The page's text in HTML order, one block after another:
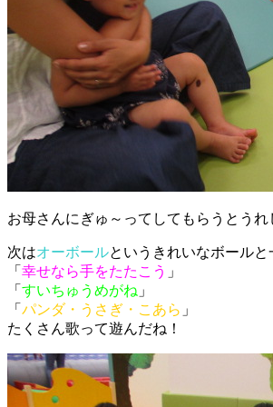
お母さんにぎゅ～ってしてもらうとうれ
次はオーボールというきれいなボール
「 幸せなら手をたたこう 」
「 すいちゅうめがね 」
「 パンダ・うさぎ・こあら 」
たくさん歌って遊んだね！